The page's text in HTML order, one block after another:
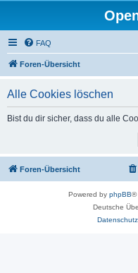
FAQ
Foren-Übersicht
Alle Cookies löschen
Bist du dir sicher, dass du alle
Foren-Übersicht
Powered by phpBB®
Deutsche
Datenschutz